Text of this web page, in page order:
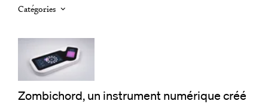
Catégories
Zombichord, un instrument numérique créé